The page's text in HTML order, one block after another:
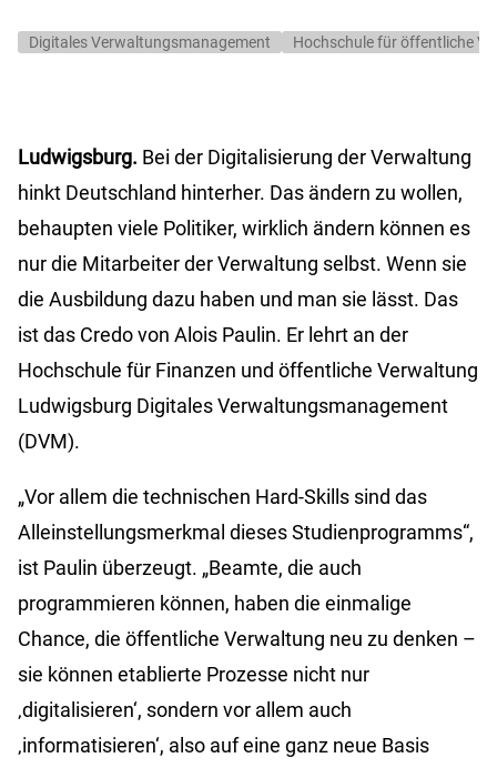
Digitales Verwaltungsmanagement Hochschule für öffentliche
Ludwigsburg. Bei der Digitalisierung der Verwaltung
hinkt Deutschland hinterher. Das ändern zu wollen,
behaupten viele Politiker, wirklich ändern können es
nur die Mitarbeiter der Verwaltung selbst. Wenn sie
die Ausbildung dazu haben und man sie lässt. Das
ist das Credo von Alois Paulin. Er lehrt an der
Hochschule für Finanzen und öffentliche Verwaltung
Ludwigsburg Digitales Verwaltungsmanagement
(DVM).
„Vor allem die technischen Hard-Skills sind das
Alleinstellungsmerkmal dieses Studienprogramms“,
ist Paulin überzeugt. „Beamte, die auch
programmieren können, haben die einmalige
Chance, die öffentliche Verwaltung neu zu denken –
sie können etablierte Prozesse nicht nur
‚digitalisieren‘, sondern vor allem auch
‚informatisieren‘, also auf eine ganz neue Basis